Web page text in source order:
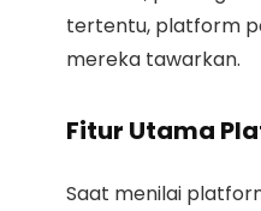
tertentu, platform
mereka tawarkan.
Fitur Utama
Saat menilai